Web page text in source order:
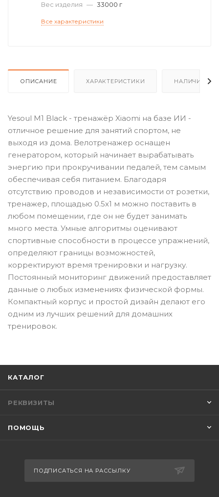
Вес изделия — 33000 г
Все характеристики
ОПИСАНИЕ ХАРАКТЕРИСТИКИ НАЛИЧИЕ
Yesoul M1 Black - тренажёр Xiaomi на базе ИИ -
отличное решение для занятий спортом, не
выходя из дома. Велотренажер оснащен
генератором, который начинает вырабатывать
энергию при прокручивании педалей, тем самым
обеспечивая себя питанием. Благодаря
отсутствию проводов и независимости от розетки,
тренажер, площадью 0.5х1 м можно поставить в
любом помещении, где он не будет занимать
много места. Умные алгоритмы оценивают
спортивные способности в процессе упражнений,
определяют границы возможностей,
корректируют время тренировки и нагрузку.
Постоянный мониторинг движений предоставляет
данные о любых изменениях физической формы.
Компактный корпус и простой дизайн делают его
одним из лучших решений для домашних
тренировок.
КАТАЛОГ
РЕКВИЗИТЫ
ПОМОЩЬ
ПОДПИСАТЬСЯ НА РАССЫЛКУ